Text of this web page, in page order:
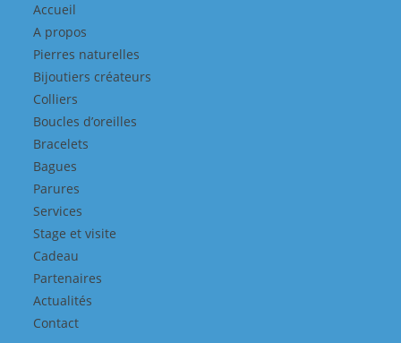
Accueil
A propos
Pierres naturelles
Bijoutiers créateurs
Colliers
Boucles d’oreilles
Bracelets
Bagues
Parures
Services
Stage et visite
Cadeau
Partenaires
Actualités
Contact